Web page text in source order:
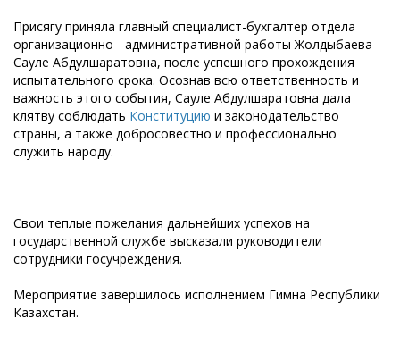
Присягу приняла главный специалист-бухгалтер отдела
организационно - административной работы Жолдыбаева
Сауле Абдулшаратовна, после успешного прохождения
испытательного срока. Осознав всю ответственность и
важность этого события, Сауле Абдулшаратовна дала
клятву соблюдать Конституцию и законодательство
страны, а также добросовестно и профессионально
служить народу.
Свои теплые пожелания дальнейших успехов на
государственной службе высказали руководители
сотрудники госучреждения.
Мероприятие завершилось исполнением Гимна Республики
Казахстан.